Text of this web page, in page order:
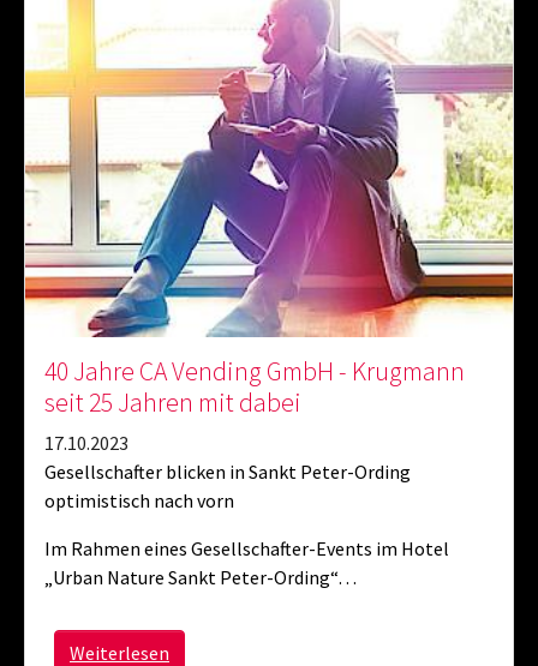
40 Jahre CA Vending GmbH - Krugmann
seit 25 Jahren mit dabei
17.10.2023
Gesellschafter blicken in Sankt Peter-Ording
optimistisch nach vorn
Im Rahmen eines Gesellschafter-Events im Hotel
„Urban Nature Sankt Peter-Ording“…
Weiterlesen